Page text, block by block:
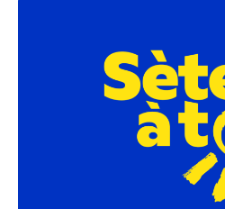
NOS ÉVÉNEMENTS
NOUS REJOINDRE
DÉFENDRE L’ACCÈS AUX DROITS
DONNER LES MOYENS D’AGIR
FAIRE UN DON IFI
RÉDUCTIONS FISCALES